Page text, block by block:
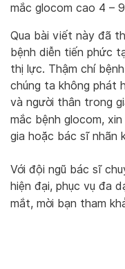
mắc glocom cao 4 –
Qua bài viết này đã
bệnh diễn tiến phức
thị lực. Thậm chí
chúng ta không phát
và người thân trong
mắc bệnh glocom, xin
gia hoặc bác sĩ nhãn
Với đội ngũ bác sĩ
hiện đại, phục vụ đa
mắt, mời bạn tham